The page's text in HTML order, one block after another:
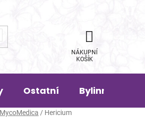
NÁKUPNÍ
KOŠÍK
Ostatní Bylinná
/ Hericium